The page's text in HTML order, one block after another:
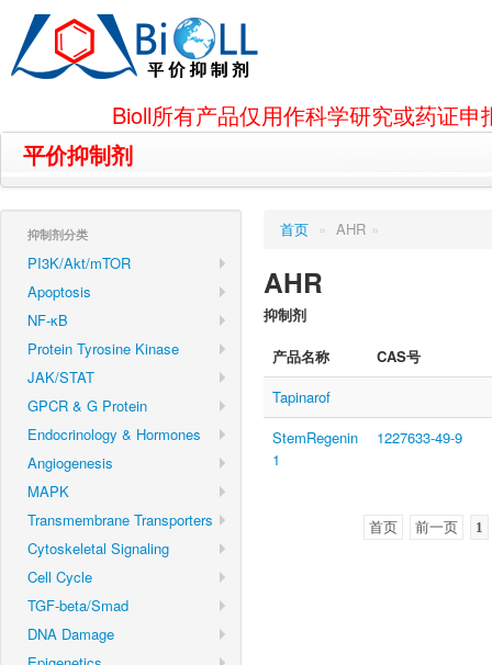
Bioll所有产品仅用作科学研究或药证
平价抑制剂
抑制剂分类
PI3K/Akt/mTOR
Apoptosis
NF-κB
Protein Tyrosine Kinase
JAK/STAT
GPCR & G Protein
Endocrinology & Hormones
Angiogenesis
MAPK
Transmembrane Transporters
Cytoskeletal Signaling
Cell Cycle
TGF-beta/Smad
DNA Damage
首页 » AHR »
AHR
抑制剂
产品名称
CAS号
Tapinarof
StemRegenin
1
1227633-49-9
首页 前一页 1